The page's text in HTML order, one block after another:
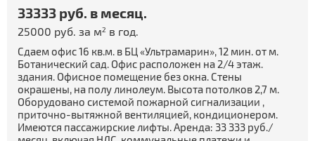
33333 руб. в месяц.
25000 руб. за м2 в год.
Сдаем офис 16 кв.м. в БЦ «Ультрамарин», 12 мин. от м.
Ботанический сад. Офис расположен на 2/4 этаж.
здания. Офисное помещение без окна. Стены
окрашены, на полу линолеум. Высота потолков 2,7 м.
Оборудовано системой пожарной сигнализации ,
приточно-вытяжной вентиляцией, кондиционером.
Имеются пассажирские лифты. Аренда: 33 333 руб./